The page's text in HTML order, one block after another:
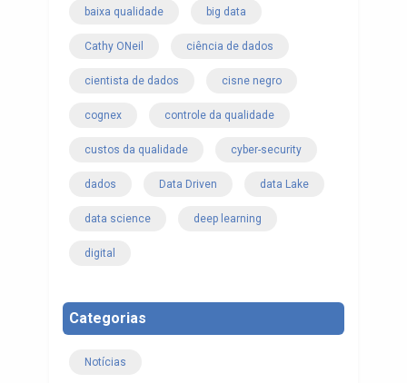
baixa qualidade big data
Cathy ONeil ciência de dados
cientista de dados cisne negro
cognex controle da qualidade
custos da qualidade cyber-security
dados Data Driven data Lake
data science deep learning
digital
Categorias
Notícias